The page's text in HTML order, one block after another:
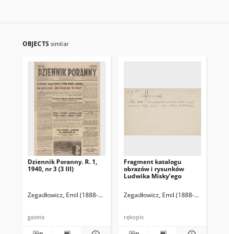
OBJECTS similar
Dziennik Poranny. R. 1,
1940, nr 3 (3 III)
Zegadłowicz, Emil (1888-1941) Reischer Leopold (red. naczelny)
gazeta
Fragment katalogu
obrazów i rysunków
Ludwika Misky’ego
Zegadłowicz, Emil (1888-1941)
rękopis